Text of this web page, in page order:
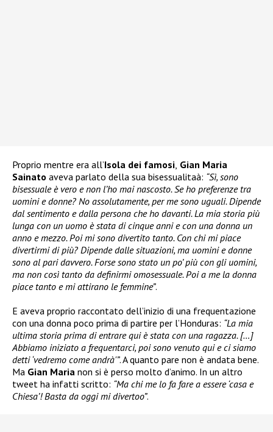
Proprio mentre era all’Isola dei famosi, Gian Maria
Sainato aveva parlato della sua bisessualitaà: “Sì, sono
bisessuale è vero e non l’ho mai nascosto. Se ho preferenze tra
uomini e donne? No assolutamente, per me sono uguali. Dipende
dal sentimento e dalla persona che ho davanti. La mia storia più
lunga con un uomo è stata di cinque anni e con una donna un
anno e mezzo. Poi mi sono divertito tanto. Con chi mi piace
divertirmi di più? Dipende dalle situazioni, ma uomini e donne
sono al pari davvero. Forse sono stato un po’ più con gli uomini,
ma non così tanto da definirmi omosessuale. Poi a me la donna
piace tanto e mi attirano le femmine”.
E aveva proprio raccontato dell’inizio di una frequentazione
con una donna poco prima di partire per l’Honduras: “La mia
ultima storia prima di entrare qui è stata con una ragazza. […]
Abbiamo iniziato a frequentarci, poi sono venuto qui e ci siamo
detti ‘vedremo come andrà'”. A quanto pare non è andata bene.
Ma Gian Maria non si è perso molto d’animo. In un altro
tweet ha infatti scritto: “Ma chi me lo fa fare a essere ‘casa e
Chiesa’! Basta da oggi mi divertoo”.